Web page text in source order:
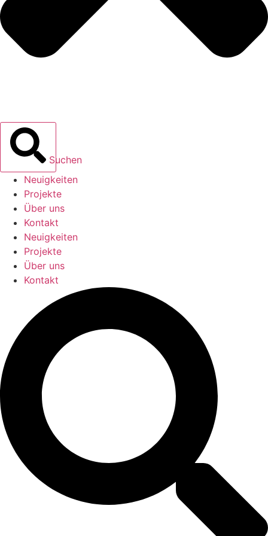
Suchen
Neuigkeiten
Projekte
Über uns
Kontakt
Neuigkeiten
Projekte
Über uns
Kontakt